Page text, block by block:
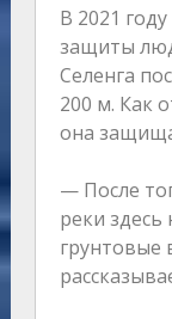
В 2021
защиты
Селенга
200 м. Как
она
— После
реки
грунтовые